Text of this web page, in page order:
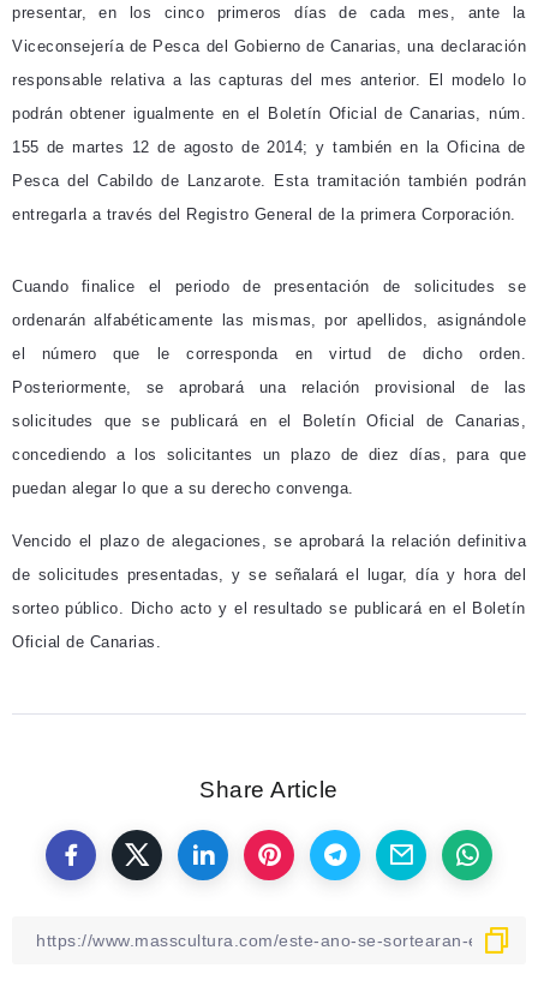
presentar, en los cinco primeros días de cada mes, ante la
Viceconsejería de Pesca del Gobierno de Canarias, una declaración
responsable relativa a las capturas del mes anterior. El modelo lo
podrán obtener igualmente en el Boletín Oficial de Canarias, núm.
155 de martes 12 de agosto de 2014; y también en la Oficina de
Pesca del Cabildo de Lanzarote. Esta tramitación también podrán
entregarla a través del Registro General de la primera Corporación.
Cuando finalice el periodo de presentación de solicitudes se
ordenarán alfabéticamente las mismas, por apellidos, asignándole
el número que le corresponda en virtud de dicho orden.
Posteriormente, se aprobará una relación provisional de las
solicitudes que se publicará en el Boletín Oficial de Canarias,
concediendo a los solicitantes un plazo de diez días, para que
puedan alegar lo que a su derecho convenga.
Vencido el plazo de alegaciones, se aprobará la relación definitiva
de solicitudes presentadas, y se señalará el lugar, día y hora del
sorteo público. Dicho acto y el resultado se publicará en el Boletín
Oficial de Canarias.
Share Article